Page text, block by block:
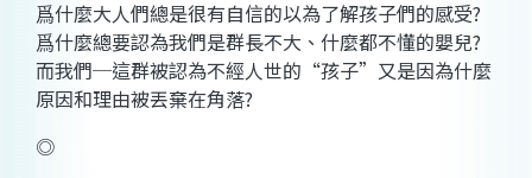
爲什麼大人們總是很有自信的以為了解孩子們的感受?
爲什麼總要認為我們是群長不大、什麼都不懂的嬰兒?
而我們─這群被認為不經人世的“孩子”又是因為什麼
原因和理由被丟棄在角落?
◎